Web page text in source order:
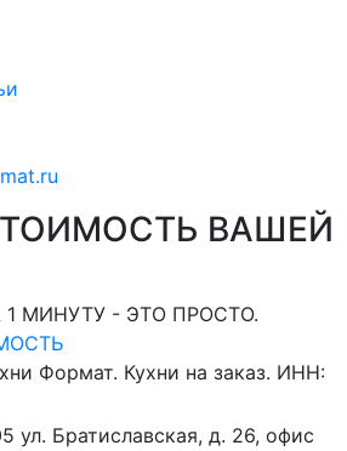
ВАШЕЙ
МИНУТУ - ЭТО ПРОСТО.
Формат. Кухни на заказ. ИНН:
ул. Братиславская, д. 26, офис